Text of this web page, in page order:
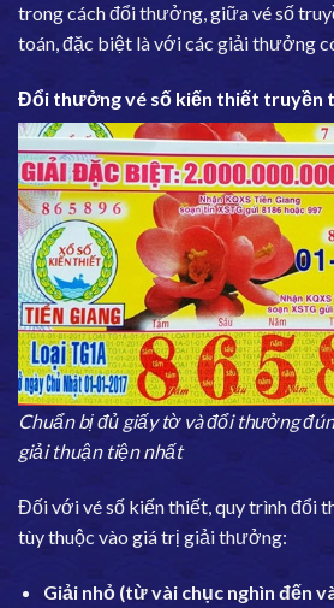
trong cách đổi thưởng, giữa vé số
toán, đặc biệt là với các giải thưởng
Đổi thưởng vé số kiến thiết truyền
Chuẩn bị đủ giấy tờ và đổi thưởng
giải thuận tiện nhất
Đối với vé số kiến thiết, quy trình đổi
tùy thuộc vào giá trị giải thưởng:
Giải nhỏ (từ vài chục nghìn đến